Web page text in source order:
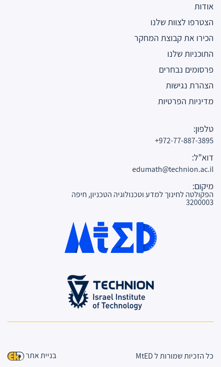
אודות
הצטרפו לצוות שלנו
הכירו את קבוצת המחקר
התוכניות שלנו
פרסומים נבחרים
הצהרת נגישות
מדיניות הפרטיות
טלפון:
972-77-887-3895+
דוא"ל:
edumath@technion.ac.il
מיקום:
הפקולטה לחינוך למדע וטכנולוגיה הטכניון, חיפה
3200003
כל הזכיות שמורות ל MtED בניית אתר